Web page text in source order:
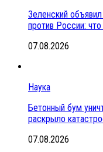
Зеленский
против России: что
07.08.2026
Наука
Бетонный бум
раскрыло
07.08.2026